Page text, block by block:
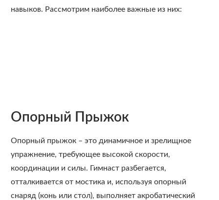
навыков. Рассмотрим наиболее важные из них:
Опорный Прыжок
Опорный прыжок – это динамичное и зрелищное
упражнение, требующее высокой скорости,
координации и силы. Гимнаст разбегается,
отталкивается от мостика и, используя опорный
снаряд (конь или стол), выполняет акробатический